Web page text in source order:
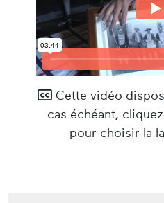
Cette vidéo
cas échéant,
pour choisir la